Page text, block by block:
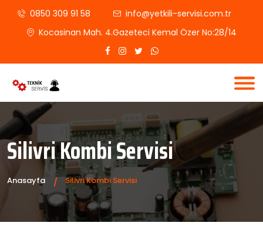
0850 309 91 58
info@yetkili-servisi.com.tr
Kocasinan Mah. 4.Gazeteci Kemal Özer No:28/14
Silivri Kombi Servisi
Anasayfa Silivri Kombi Servisi